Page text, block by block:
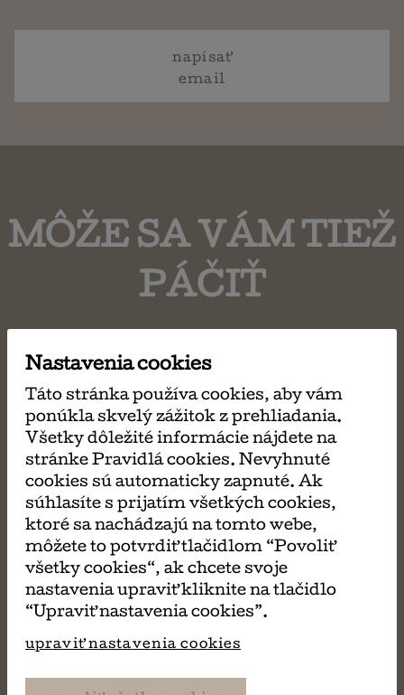
napísať
email
MÔŽE SA VÁM TIEŽ
PÁČIŤ
Nastavenia cookies
Táto stránka používa cookies, aby vám
ponúkla skvelý zážitok z prehliadania.
Všetky dôležité informácie nájdete na
stránke Pravidlá cookies. Nevyhnuté
cookies sú automaticky zapnuté. Ak
súhlasíte s prijatím všetkých cookies,
ktoré sa nachádzajú na tomto webe,
môžete to potvrdiť tlačidlom “Povoliť
všetky cookies“, ak chcete svoje
nastavenia upraviť kliknite na tlačidlo
“Upraviť nastavenia cookies”.
upraviť nastavenia cookies